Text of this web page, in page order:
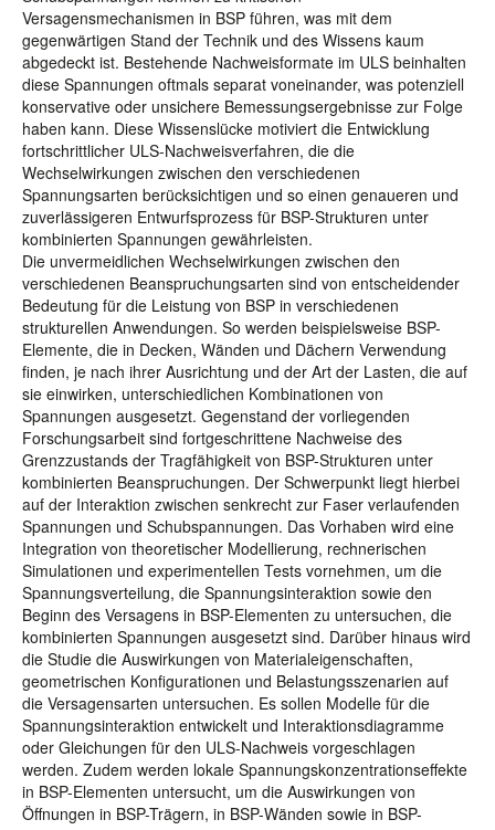
Versagensmechanismen in BSP führen, was mit dem
gegenwärtigen Stand der Technik und des Wissens kaum
abgedeckt ist. Bestehende Nachweisformate im ULS beinhalten
diese Spannungen oftmals separat voneinander, was potenziell
konservative oder unsichere Bemessungsergebnisse zur Folge
haben kann. Diese Wissenslücke motiviert die Entwicklung
fortschrittlicher ULS-Nachweisverfahren, die die
Wechselwirkungen zwischen den verschiedenen
Spannungsarten berücksichtigen und so einen genaueren und
zuverlässigeren Entwurfsprozess für BSP-Strukturen unter
kombinierten Spannungen gewährleisten.
Die unvermeidlichen Wechselwirkungen zwischen den
verschiedenen Beanspruchungsarten sind von entscheidender
Bedeutung für die Leistung von BSP in verschiedenen
strukturellen Anwendungen. So werden beispielsweise BSP-
Elemente, die in Decken, Wänden und Dächern Verwendung
finden, je nach ihrer Ausrichtung und der Art der Lasten, die auf
sie einwirken, unterschiedlichen Kombinationen von
Spannungen ausgesetzt. Gegenstand der vorliegenden
Forschungsarbeit sind fortgeschrittene Nachweise des
Grenzzustands der Tragfähigkeit von BSP-Strukturen unter
kombinierten Beanspruchungen. Der Schwerpunkt liegt hierbei
auf der Interaktion zwischen senkrecht zur Faser verlaufenden
Spannungen und Schubspannungen. Das Vorhaben wird eine
Integration von theoretischer Modellierung, rechnerischen
Simulationen und experimentellen Tests vornehmen, um die
Spannungsverteilung, die Spannungsinteraktion sowie den
Beginn des Versagens in BSP-Elementen zu untersuchen, die
kombinierten Spannungen ausgesetzt sind. Darüber hinaus wird
die Studie die Auswirkungen von Materialeigenschaften,
geometrischen Konfigurationen und Belastungsszenarien auf
die Versagensarten untersuchen. Es sollen Modelle für die
Spannungsinteraktion entwickelt und Interaktionsdiagramme
oder Gleichungen für den ULS-Nachweis vorgeschlagen
werden. Zudem werden lokale Spannungskonzentrationseffekte
in BSP-Elementen untersucht, um die Auswirkungen von
Öffnungen in BSP-Trägern, in BSP-Wänden sowie in BSP-